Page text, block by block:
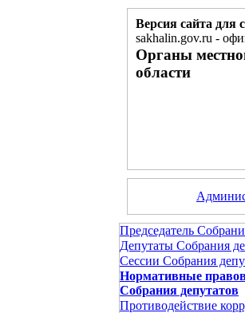
Версия сайта для
sakhalin.gov.ru -
Органы
области
Председатель
Депутаты Собрания
Сессии Собрания
Нормативные
Собрания депутатов
Противодействие